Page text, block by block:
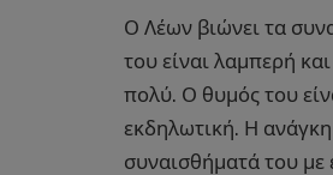
Ο Λέων βιώνει τα
του είναι λαμπερή
πολύ. Ο θυμός του
εκδηλωτική. Η
συναισθήματά του